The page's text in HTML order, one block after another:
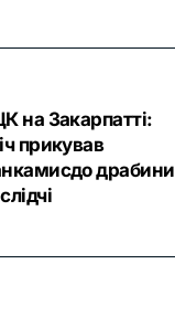
на Закарпатті:
прикував
драбини